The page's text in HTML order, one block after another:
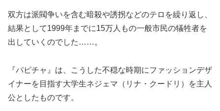
双方は派閥争いを含む暗殺や誘拐などのテロを繰り返し、
結果として1999年までに15万人もの一般市民の犠牲者を
出していくのでした……。
『パピチャ』は、こうした不穏な時期にファッションデザ
イナーを目指す大学生ネジェマ（リナ・クードリ）を主人
公としたものです。